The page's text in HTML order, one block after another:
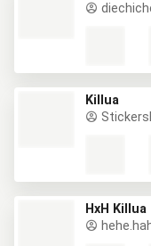
Killua
HxH Killua